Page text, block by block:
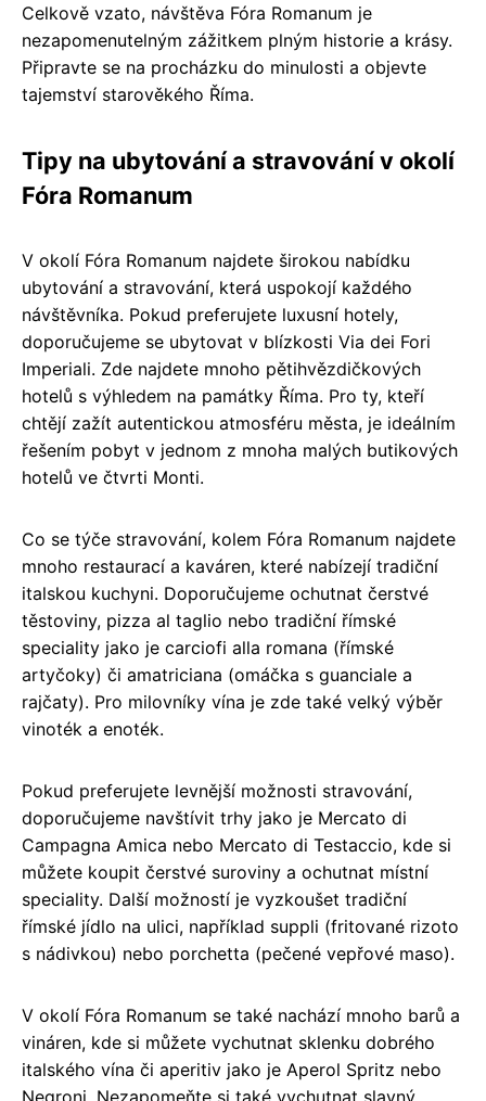
Celkově vzato, návštěva Fóra Romanum je
nezapomenutelným zážitkem plným historie a krásy.
Připravte se na procházku do minulosti a objevte
tajemství starověkého Říma.
Tipy na ubytování a stravování v okolí
Fóra Romanum
V okolí Fóra Romanum najdete širokou nabídku
ubytování a stravování, která uspokojí každého
návštěvníka. Pokud preferujete luxusní hotely,
doporučujeme se ubytovat v blízkosti Via dei Fori
Imperiali. Zde najdete mnoho pětihvězdičkových
hotelů s výhledem na památky Říma. Pro ty, kteří
chtějí zažít autentickou atmosféru města, je ideálním
řešením pobyt v jednom z mnoha malých butikových
hotelů ve čtvrti Monti.
Co se týče stravování, kolem Fóra Romanum najdete
mnoho restaurací a kaváren, které nabízejí tradiční
italskou kuchyni. Doporučujeme ochutnat čerstvé
těstoviny, pizza al taglio nebo tradiční římské
speciality jako je carciofi alla romana (římské
artyčoky) či amatriciana (omáčka s guanciale a
rajčaty). Pro milovníky vína je zde také velký výběr
vinoték a enoték.
Pokud preferujete levnější možnosti stravování,
doporučujeme navštívit trhy jako je Mercato di
Campagna Amica nebo Mercato di Testaccio, kde si
můžete koupit čerstvé suroviny a ochutnat místní
speciality. Další možností je vyzkoušet tradiční
římské jídlo na ulici, například suppli (fritované rizoto
s nádivkou) nebo porchetta (pečené vepřové maso).
V okolí Fóra Romanum se také nachází mnoho barů a
vináren, kde si můžete vychutnat sklenku dobrého
italského vína či aperitiv jako je Aperol Spritz nebo
Negroni. Nezapomeňte si také vychutnat slavný